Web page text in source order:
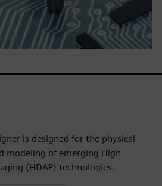
is designed for the physical
modeling of emerging High
(HDAP) technologies.